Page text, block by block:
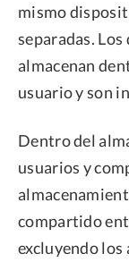
mismo
separadas.
almacenan
usuario y son
Dentro del
usuarios y
compartido
excluyendo los